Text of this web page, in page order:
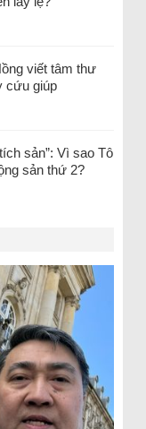
viết tâm thư
cứu giúp
sản”: Vì sao Tô
sản thứ 2?